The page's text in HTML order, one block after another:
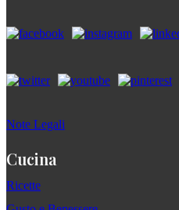
Note Legali
Cucina
Ricette